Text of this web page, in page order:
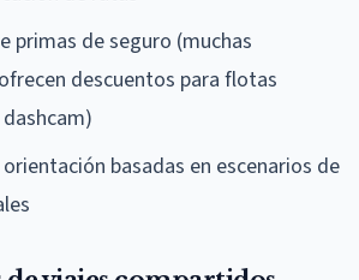
primas de seguro (muchas
descuentos para flotas
basadas en escenarios de